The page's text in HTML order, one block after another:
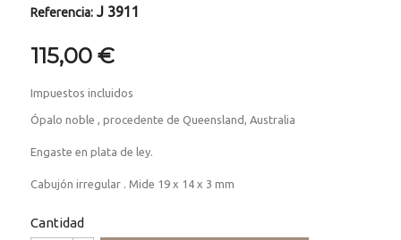
Referencia: J 3911
115,00 €
Impuestos incluidos
Ópalo noble , procedente de Queensland, Australia
Engaste en plata de ley.
Cabujón irregular . Mide 19 x 14 x 3 mm
Cantidad